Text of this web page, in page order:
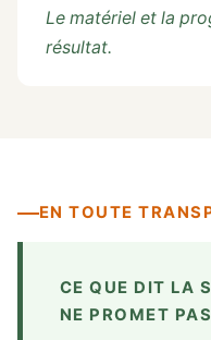
Le matériel et la
résultat.
EN TOUTE
CE QUE DIT LA
NE PROMET PAS